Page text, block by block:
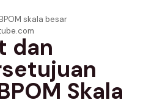
dan
Skala